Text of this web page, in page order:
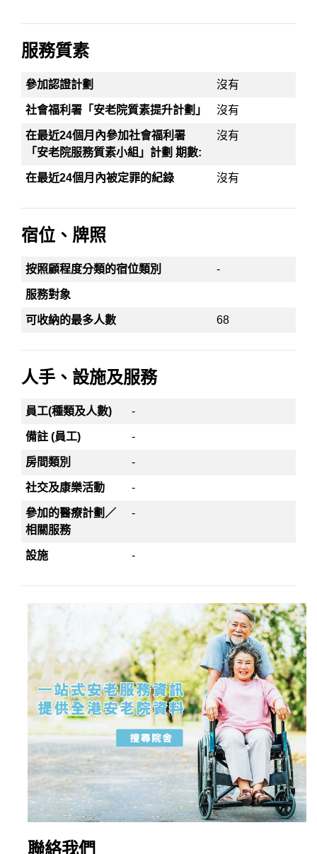
服務質素
參加認證計劃 沒有
社會福利署「安老院質素提升計劃」 沒有
在最近24個月內參加社會福利署
「安老院服務質素小組」計劃 期數:
沒有
在最近24個月內被定罪的紀錄 沒有
宿位、牌照
按照顧程度分類的宿位類別 -
服務對象
可收納的最多人數 68
人手、設施及服務
員工(種類及人數) -
備註 (員工) -
房間類別 -
社交及康樂活動 -
參加的醫療計劃／
相關服務
-
設施 -
聯絡我們